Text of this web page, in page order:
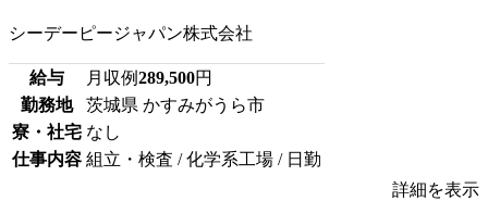
シーデーピージャパン株式会社
給与 月収例289,500円
勤務地
茨城県 かすみがうら市
寮・社宅 なし
仕事内容 組立・検査 / 化学系工場 / 日勤
詳細を表示